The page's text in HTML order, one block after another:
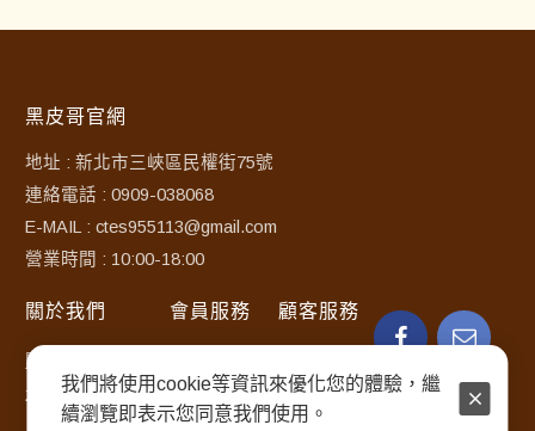
黑皮哥官網
地址 : 新北市三峽區民權街75號
連絡電話 : 0909-038068
E-MAIL : ctes955113@gmail.com
營業時間 : 10:00-18:00
關於我們
關於黑皮哥豆干
最新消息
會員服務
使用條款
隱私權政策
顧客服務
聯絡客服
我們將使用cookie等資訊來優化您的體驗，繼
續瀏覽即表示您同意我們使用。